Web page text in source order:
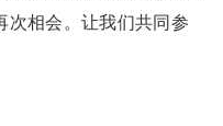
次相会。让我们共同参